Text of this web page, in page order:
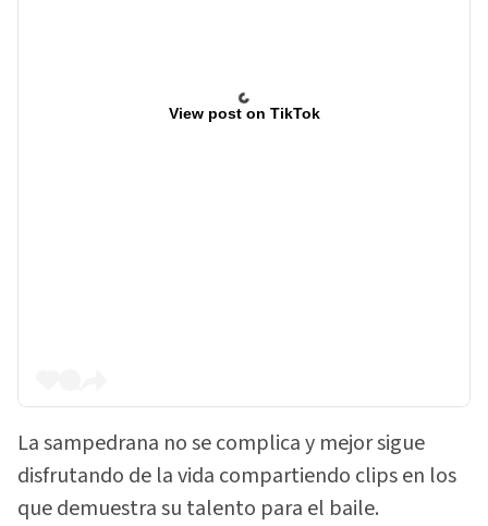
View post on TikTok
La sampedrana no se complica y mejor sigue
disfrutando de la vida compartiendo clips en los
que demuestra su talento para el baile.